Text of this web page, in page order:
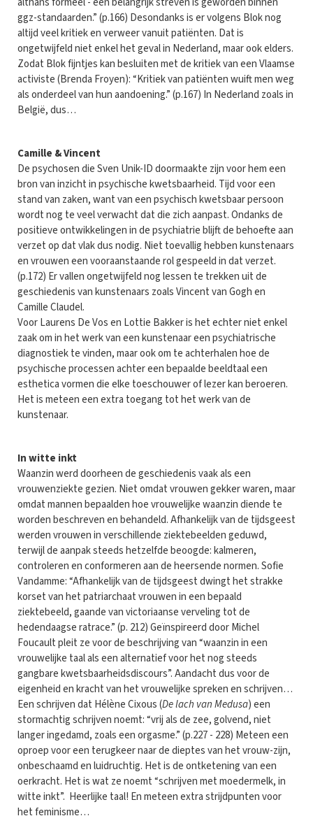
ggz-standaarden.” (p.166) Desondanks is er volgens Blok nog
altijd veel kritiek en verweer vanuit patiënten. Dat is
ongetwijfeld niet enkel het geval in Nederland, maar ook elders.
Zodat Blok fijntjes kan besluiten met de kritiek van een Vlaamse
activiste (Brenda Froyen): “Kritiek van patiënten wuift men weg
als onderdeel van hun aandoening.” (p.167) In Nederland zoals in
België, dus…
Camille & Vincent
De psychosen die Sven Unik-ID doormaakte zijn voor hem een
bron van inzicht in psychische kwetsbaarheid. Tijd voor een
stand van zaken, want van een psychisch kwetsbaar persoon
wordt nog te veel verwacht dat die zich aanpast. Ondanks de
positieve ontwikkelingen in de psychiatrie blijft de behoefte aan
verzet op dat vlak dus nodig. Niet toevallig hebben kunstenaars
en vrouwen een vooraanstaande rol gespeeld in dat verzet.
(p.172) Er vallen ongetwijfeld nog lessen te trekken uit de
geschiedenis van kunstenaars zoals Vincent van Gogh en
Camille Claudel.
Voor Laurens De Vos en Lottie Bakker is het echter niet enkel
zaak om in het werk van een kunstenaar een psychiatrische
diagnostiek te vinden, maar ook om te achterhalen hoe de
psychische processen achter een bepaalde beeldtaal een
esthetica vormen die elke toeschouwer of lezer kan beroeren.
Het is meteen een extra toegang tot het werk van de
kunstenaar.
In witte inkt
Waanzin werd doorheen de geschiedenis vaak als een
vrouwenziekte gezien. Niet omdat vrouwen gekker waren, maar
omdat mannen bepaalden hoe vrouwelijke waanzin diende te
worden beschreven en behandeld. Afhankelijk van de tijdsgeest
werden vrouwen in verschillende ziektebeelden geduwd,
terwijl de aanpak steeds hetzelfde beoogde: kalmeren,
controleren en conformeren aan de heersende normen. Sofie
Vandamme: “Afhankelijk van de tijdsgeest dwingt het strakke
korset van het patriarchaat vrouwen in een bepaald
ziektebeeld, gaande van victoriaanse verveling tot de
hedendaagse ratrace.” (p. 212) Geïnspireerd door Michel
Foucault pleit ze voor de beschrijving van “waanzin in een
vrouwelijke taal als een alternatief voor het nog steeds
gangbare kwetsbaarheidsdiscours”. Aandacht dus voor de
eigenheid en kracht van het vrouwelijke spreken en schrijven…
Een schrijven dat Hélène Cixous (De lach van Medusa) een
stormachtig schrijven noemt: “vrij als de zee, golvend, niet
langer ingedamd, zoals een orgasme.” (p.227 - 228) Meteen een
oproep voor een terugkeer naar de dieptes van het vrouw-zijn,
onbeschaamd en luidruchtig. Het is de ontketening van een
oerkracht. Het is wat ze noemt “schrijven met moedermelk, in
witte inkt”. Heerlijke taal! En meteen extra strijdpunten voor
het feminisme…